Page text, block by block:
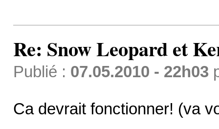
Re: Snow Leopard et
Publié : 07.05.2010 - 22h03
Ca devrait fonctionner! (va